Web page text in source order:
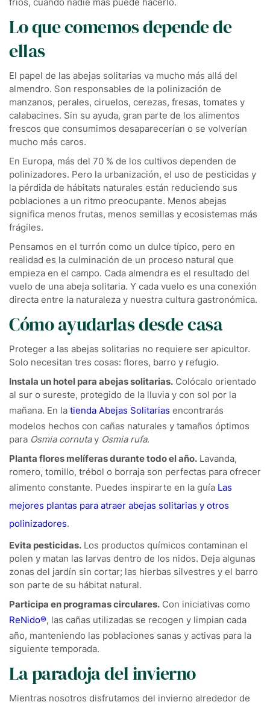
fríos, cuando nadie más puede hacerlo.
Lo que comemos depende de
ellas
El papel de las abejas solitarias va mucho más allá del
almendro. Son responsables de la polinización de
manzanos, perales, ciruelos, cerezas, fresas, tomates y
calabacines. Sin su ayuda, gran parte de los alimentos
frescos que consumimos desaparecerían o se volverían
mucho más caros.
En Europa, más del 70 % de los cultivos dependen de
polinizadores. Pero la urbanización, el uso de pesticidas y
la pérdida de hábitats naturales están reduciendo sus
poblaciones a un ritmo preocupante. Menos abejas
significa menos frutas, menos semillas y ecosistemas más
frágiles.
Pensamos en el turrón como un dulce típico, pero en
realidad es la culminación de un proceso natural que
empieza en el campo. Cada almendra es el resultado del
vuelo de una abeja solitaria. Y cada vuelo es una conexión
directa entre la naturaleza y nuestra cultura gastronómica.
Cómo ayudarlas desde casa
Proteger a las abejas solitarias no requiere ser apicultor.
Solo necesitan tres cosas: flores, barro y refugio.
Instala un hotel para abejas solitarias. Colócalo orientado
al sur o sureste, protegido de la lluvia y con sol por la
mañana. En la tienda Abejas Solitarias encontrarás
modelos hechos con cañas naturales y tamaños óptimos
para Osmia cornutay Osmia rufa.
Planta flores melíferas durante todo el año. Lavanda,
romero, tomillo, trébol o borraja son perfectas para ofrecer
alimento constante. Puedes inspirarte en la guía Las
mejores plantas para atraer abejas solitarias y otros
polinizadores.
Evita pesticidas. Los productos químicos contaminan el
polen y matan las larvas dentro de los nidos. Deja algunas
zonas del jardín sin cortar; las hierbas silvestres y el barro
son parte de su hábitat natural.
Participa en programas circulares. Con iniciativas como
ReNido®, las cañas utilizadas se recogen y limpian cada
año, manteniendo las poblaciones sanas y activas para la
siguiente temporada.
La paradoja del invierno
Mientras nosotros disfrutamos del invierno alrededor de